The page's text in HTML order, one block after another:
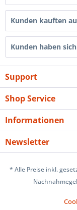
Kunden kauften
Kunden haben
Support
Shop Service
Informationen
Newsletter
* Alle Preise inkl.